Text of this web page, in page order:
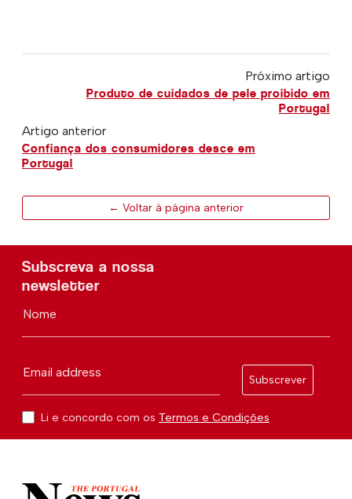
Próximo artigo
Produto de cuidados de pele proibido em
Portugal
Artigo anterior
Confiança dos consumidores desce em
Portugal
← Voltar à página anterior
Subscreva a nossa
newsletter
Nome
Email address
Subscrever
Li e concordo com os Termos e Condições